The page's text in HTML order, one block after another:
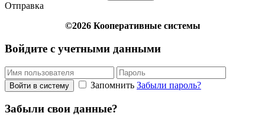
Отправка
©2026 Кооперативные системы
Войдите с учетными данными
Войти в систему Запомнить Забыли пароль?
Забыли свои данные?